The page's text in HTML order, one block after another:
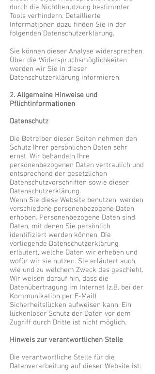
durch die Nichtbenutzung bestimmter
Tools verhindern. Detaillierte
Informationen dazu finden Sie in der
folgenden Datenschutzerklärung.
Sie können dieser Analyse widersprechen.
Über die Widerspruchsmöglichkeiten
werden wir Sie in dieser
Datenschutzerklärung informieren.
2. Allgemeine Hinweise und
Pflichtinformationen
Datenschutz
Die Betreiber dieser Seiten nehmen den
Schutz Ihrer persönlichen Daten sehr
ernst. Wir behandeln Ihre
personenbezogenen Daten vertraulich und
entsprechend der gesetzlichen
Datenschutzvorschriften sowie dieser
Datenschutzerklärung.
Wenn Sie diese Website benutzen, werden
verschiedene personenbezogene Daten
erhoben. Personenbezogene Daten sind
Daten, mit denen Sie persönlich
identifiziert werden können. Die
vorliegende Datenschutzerklärung
erläutert, welche Daten wir erheben und
wofür wir sie nutzen. Sie erläutert auch,
wie und zu welchem Zweck das geschieht.
Wir weisen darauf hin, dass die
Datenübertragung im Internet (z.B. bei der
Kommunikation per E-Mail)
Sicherheitslücken aufweisen kann. Ein
lückenloser Schutz der Daten vor dem
Zugriff durch Dritte ist nicht möglich.
Hinweis zur verantwortlichen Stelle
Die verantwortliche Stelle für die
Datenverarbeitung auf dieser Website ist: